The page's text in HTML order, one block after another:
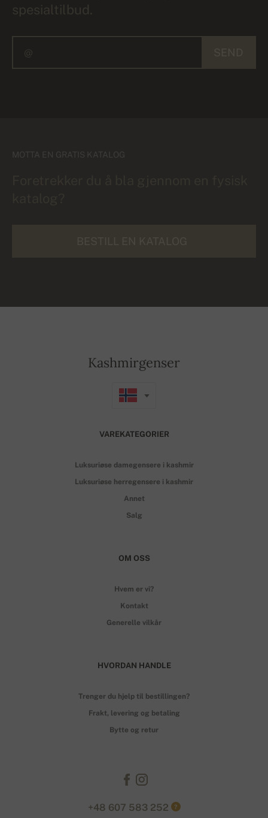
spesialtilbud.
MOTTA EN GRATIS KATALOG
Kashmirgenser
VAREKATEGORIER
Luksuriøse damegensere i kashmir
Luksuriøse herregensere i kashmir
Annet
Salg
OM OSS
Hvem er vi?
Kontakt
Generelle vilkår
HVORDAN HANDLE
Trenger du hjelp til bestillingen?
Frakt, levering og betaling
Bytte og retur
+48 607 583 252 ?